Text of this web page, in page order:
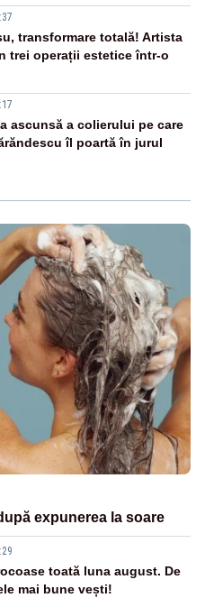
transformare totală! Artista
trei operații estetice într-o
ascunsă a colierului pe care
îl poartă în jurul
expunerea la soare
toată luna august. De
mai bune vești!